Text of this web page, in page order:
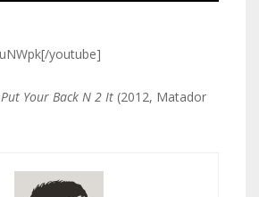
youtube]
Put Your Back N 2 It (2012, Matador